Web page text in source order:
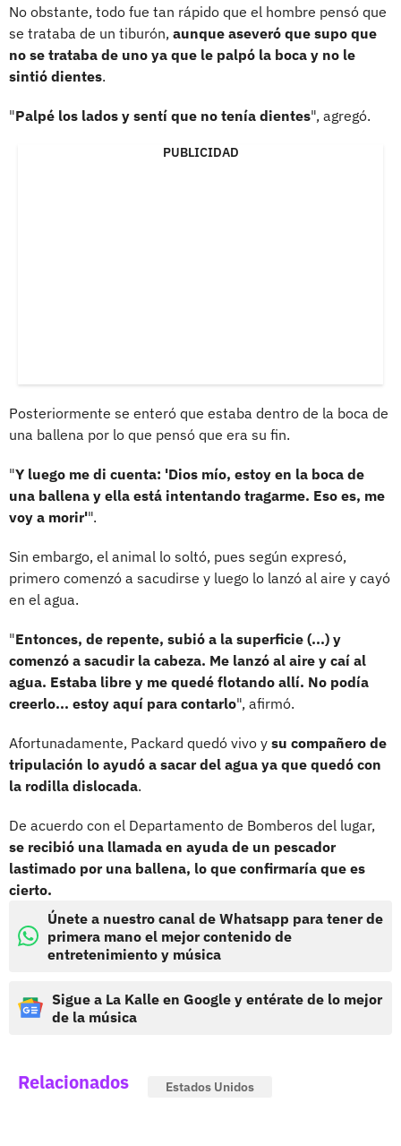
No obstante, todo fue tan rápido que el hombre pensó que
se trataba de un tiburón, aunque aseveró que supo que
no se trataba de uno ya que le palpó la boca y no le
sintió dientes.
"Palpé los lados y sentí que no tenía dientes", agregó.
PUBLICIDAD
Posteriormente se enteró que estaba dentro de la boca de
una ballena por lo que pensó que era su fin.
"Y luego me di cuenta: 'Dios mío, estoy en la boca de
una ballena y ella está intentando tragarme. Eso es, me
voy a morir'".
Sin embargo, el animal lo soltó, pues según expresó,
primero comenzó a sacudirse y luego lo lanzó al aire y cayó
en el agua.
"Entonces, de repente, subió a la superficie (...) y
comenzó a sacudir la cabeza. Me lanzó al aire y caí al
agua. Estaba libre y me quedé flotando allí. No podía
creerlo... estoy aquí para contarlo", afirmó.
Afortunadamente, Packard quedó vivo y su compañero de
tripulación lo ayudó a sacar del agua ya que quedó con
la rodilla dislocada.
De acuerdo con el Departamento de Bomberos del lugar,
se recibió una llamada en ayuda de un pescador
lastimado por una ballena, lo que confirmaría que es
cierto.
Únete a nuestro canal de Whatsapp para tener de
primera mano el mejor contenido de
entretenimiento y música
Sigue a La Kalle en Google y entérate de lo mejor
de la música
Relacionados Estados Unidos